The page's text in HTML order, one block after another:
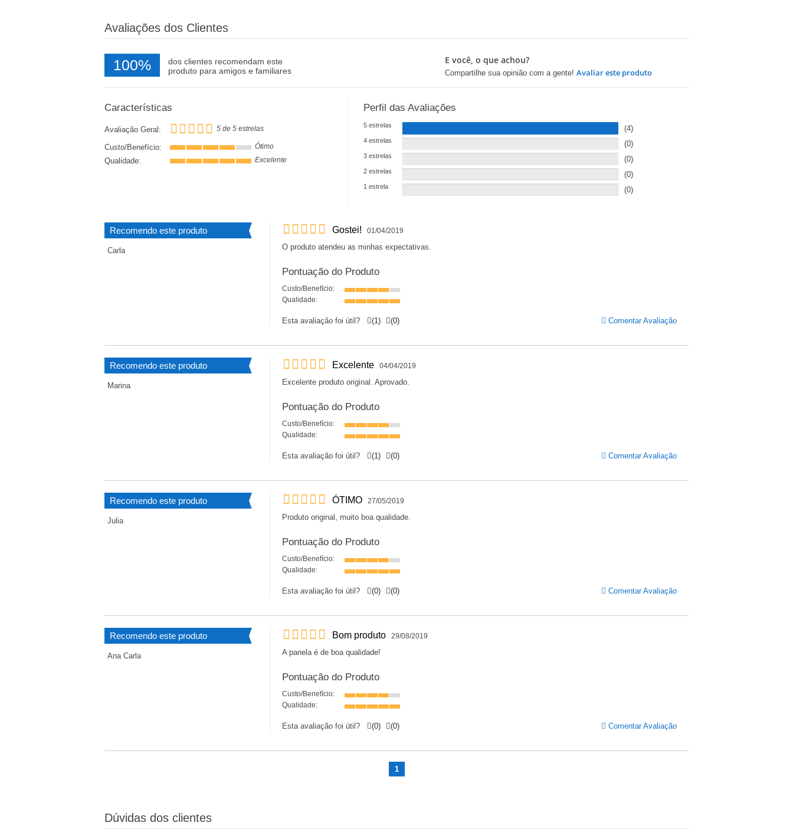
Avaliações dos Clientes
100%
dos clientes recomendam este
produto para amigos e familiares
E você, o que achou?
Compartilhe sua opinião com a gente!Avaliar este produto
Características
Avaliação Geral: 5 de 5 estrelas
Custo/Benefício: Ótimo
Qualidade: Excelente
Perfil das Avaliações
5 estrelas (4)
4 estrelas (0)
3 estrelas (0)
2 estrelas (0)
1 estrela (0)
Recomendo este produto
Carla
Gostei! 01/04/2019
O produto atendeu as minhas expectativas.
Pontuação do Produto
Custo/Benefício:
Qualidade:
Esta avaliação foi útil? (1) (0) Comentar Avaliação
Recomendo este produto
Marina
Excelente 04/04/2019
Excelente produto original. Aprovado.
Pontuação do Produto
Custo/Benefício:
Qualidade:
Esta avaliação foi útil? (1) (0) Comentar Avaliação
Recomendo este produto
Julia
ÓTIMO 27/05/2019
Produto original, muito boa qualidade.
Pontuação do Produto
Custo/Benefício:
Qualidade:
Esta avaliação foi útil? (0) (0) Comentar Avaliação
Recomendo este produto
Ana Carla
Bom produto 29/08/2019
A panela é de boa qualidade!
Pontuação do Produto
Custo/Benefício:
Qualidade:
Esta avaliação foi útil? (0) (0) Comentar Avaliação
1
Dúvidas dos clientes